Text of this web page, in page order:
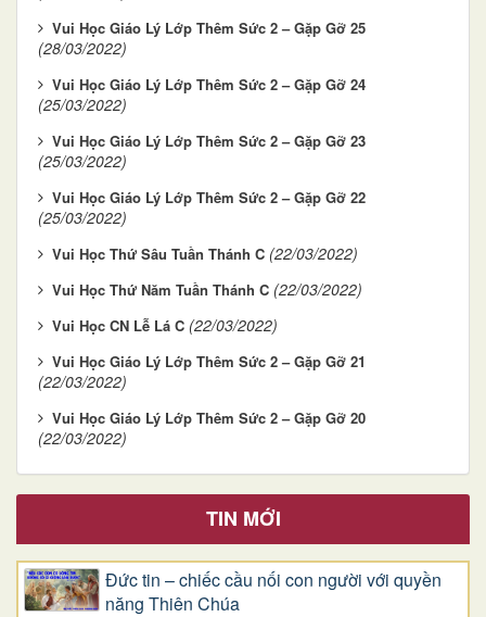
Vui Học Giáo Lý Lớp Thêm Sức 2 – Gặp Gỡ 25
(28/03/2022)
Vui Học Giáo Lý Lớp Thêm Sức 2 – Gặp Gỡ 24
(25/03/2022)
Vui Học Giáo Lý Lớp Thêm Sức 2 – Gặp Gỡ 23
(25/03/2022)
Vui Học Giáo Lý Lớp Thêm Sức 2 – Gặp Gỡ 22
(25/03/2022)
Vui Học Thứ Sâu Tuần Thánh C (22/03/2022)
Vui Học Thứ Năm Tuần Thánh C (22/03/2022)
Vui Học CN Lễ Lá C (22/03/2022)
Vui Học Giáo Lý Lớp Thêm Sức 2 – Gặp Gỡ 21
(22/03/2022)
Vui Học Giáo Lý Lớp Thêm Sức 2 – Gặp Gỡ 20
(22/03/2022)
TIN MỚI
Đức tin – chiếc cầu nối con người với quyền
năng Thiên Chúa